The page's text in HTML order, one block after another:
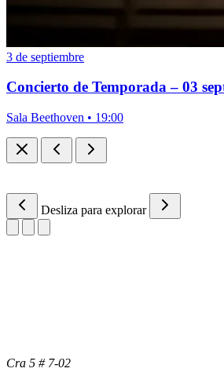
3 de septiembre
Concierto de Temporada – 03
Sala Beethoven • 19:00
Desliza para explorar
Cra 5 # 7-02